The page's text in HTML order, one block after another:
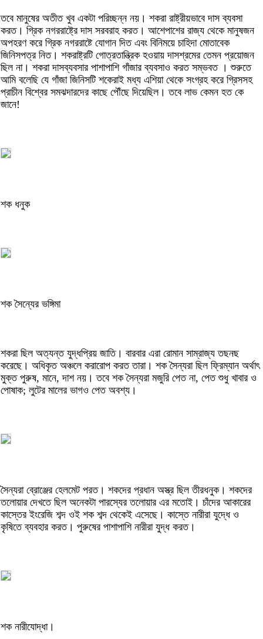
তবে মানুষের অতীত খুব একটা পরিচ্ছন্ন নয়। শকরা রাষ্ট্রীয়ভাবে দাস ব্যবসা
করত। গ্রিক নগররাষ্ট্রে দাস সরবরাহ করত। আশেপাশের রাজ্য থেকে মানুষজন
অপহরণ করে গ্রিক নগররাষ্টে যোগান দিত এবং বিনিময়ে চাহিদা মোতাবেক
জিনিসপত্র নিত। শকরাষ্ট্রটি গোত্রতান্ত্রিক হওয়ায় দাসশ্রমের তেমন প্রয়োজন
ছিল না। শকরা দাসব্যবসার পাশাপাশি গাঁজার ব্যবসাও করত সম্ভবত । শুরুতে
আমি বলেছি যে গাঁজা জিনিসটি শকেরাই মধ্য এশিয়া থেকে সংগ্রহ করে গ্রিসসহ
প্রাচীন বিশ্বের সমঝদারদের কাছে পৌঁছে দিয়েছিল। তবে লাভ কেমন হত কে
জানে!
শক ধনুক
শক সৈন্যের ভঙ্গিমা
শকরা ছিল অত্যন্ত যুদ্ধপ্রিয় জাতি। বারবার এরা রোমান সাম্রাজ্য তছনছ
করেছে। অধিকৃত অঞ্চলে করারোপ করত তারা। শক সৈন্যরা ছিল ফ্রিম্যান অর্থাৎ
মুক্ত পুরুষ, মানে, দাশ নয়। তবে শক সৈন্যরা মজুরি পেত না, পেত শুধু খাবার ও
পোষাক; লুটের মালের ভাগও পেত অবশ্য।
সৈন্যরা ব্রোঞ্জের হেলমেট পরত। শকদের প্রধান অস্ত্র ছিল তীরধনুক। শকদের
তলোয়ার দেখতে ছিল অনেকটা পারস্যের তলোয়ার এর মতোই। চাঁদের আকারের
কাস্তের ইংরেজি শব্দ ওই শক শব্দ থেকেই এসেছে। কাস্তে নারীরা যুদ্ধে ও
কৃষিতে ব্যবহার করত। পুরুষের পাশাপাশি নারীরা যুদ্ধ করত।
শক নারীযোদ্ধা।